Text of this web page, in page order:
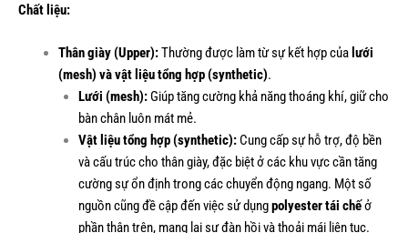
Chất liệu:
Thân giày (Upper):Thường được làm từ sự kết hợp của lưới
(mesh) và vật liệu tổng hợp (synthetic).
Lưới (mesh):Giúp tăng cường khả năng thoáng khí, giữ cho
bàn chân luôn mát mẻ.
Vật liệu tổng hợp (synthetic):Cung cấp sự hỗ trợ, độ bền
và cấu trúc cho thân giày, đặc biệt ở các khu vực cần tăng
cường sự ổn định trong các chuyển động ngang. Một số
nguồn cũng đề cập đến việc sử dụngpolyester tái chếở
phần thân trên, mang lại sự đàn hồi và thoải mái liên tục.